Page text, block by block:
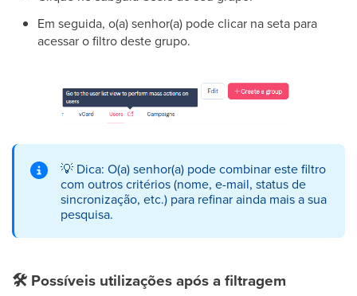
Em seguida, o(a) senhor(a) pode clicar na seta para
acessar o filtro deste grupo.
💡 Dica: O(a) senhor(a) pode combinar este filtro
com outros critérios (nome, e-mail, status de
sincronização, etc.) para refinar ainda mais a sua
pesquisa.
🛠 Possíveis utilizações após a filtragem